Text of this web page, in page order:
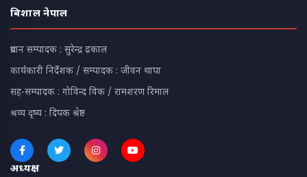
बिशाल नेपाल
प्रधान सम्पादक : सुरेन्द्र ढकाल
कार्यकारी निर्देशक / सम्पादक : जीवन थापा
सह-सम्पादक : गोविन्द विक / रामशरण रिमाल
श्रव्य दृष्य : दिपक श्रेष्ठ
अध्यक्ष